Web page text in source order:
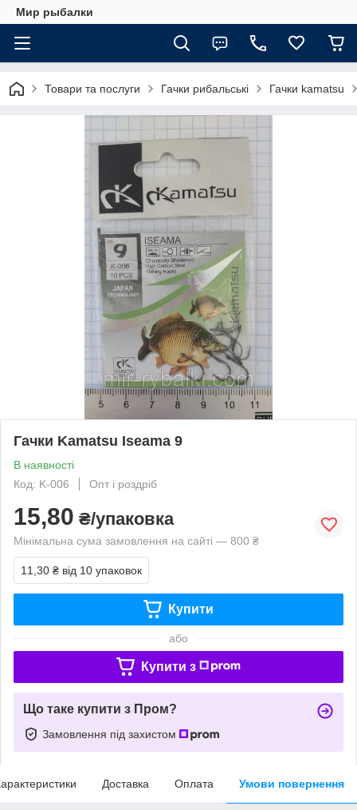
Мир рыбалки
Товари та послуги Гачки рибальські Гачки kamatsu
Гачки Kamatsu Iseama 9
В наявності
Код: K-006
Опт і роздріб
15,80 ₴/упаковка
Мінімальна сума замовлення на сайті — 800 ₴
11,30 ₴ від 10 упаковок
Купити
або
Купити з
Що таке купити з Пром?
Замовлення під захистом
Доставка Оплата Умови повернення